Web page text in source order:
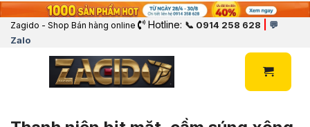
Zagido - Shop Bán hàng online Hotline: 📞 0914 258 628
💬
Zalo